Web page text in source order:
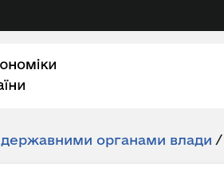
державними органами влади /